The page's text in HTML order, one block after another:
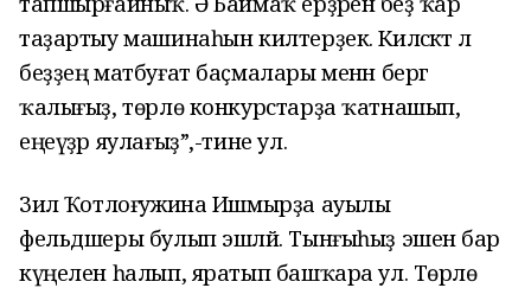
таҙартыу машинаһын килтерҙек. Киләсәктә лә
беҙҙең матбуғат баҫмалары менән бергә
ҡалығыҙ, төрлө конкурстарҙа ҡатнашып,
еңеүҙәр яулағыҙ”,-тине ул.
Зилә Ҡотлоғужина Ишмырҙа ауылы
фельдшеры булып эшләй. Тынғыһыҙ эшенә бар
күңелен һалып, яратып башҡара ул. Төрлө